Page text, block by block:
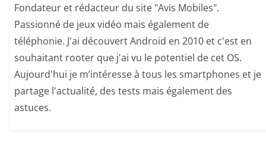
Fondateur et rédacteur du site "Avis Mobiles".
Passionné de jeux vidéo mais également de
téléphonie. J'ai découvert Android en 2010 et c'est en
souhaitant rooter que j'ai vu le potentiel de cet OS.
Aujourd'hui je m’intéresse à tous les smartphones et je
partage l'actualité, des tests mais également des
astuces.